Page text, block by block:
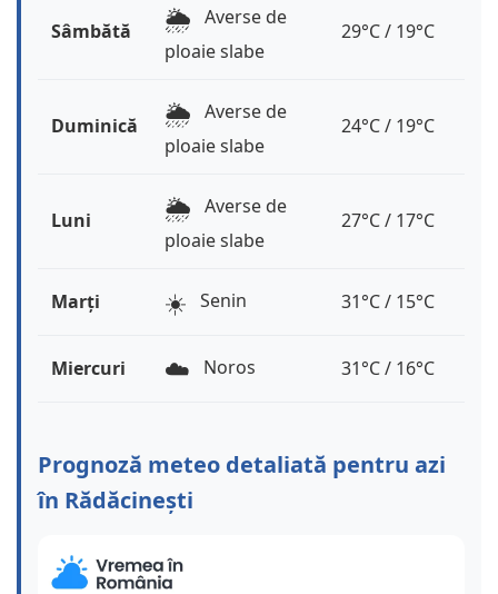
Sâmbătă 🌦️ Averse de
ploaie slabe
29°C / 19°C
Duminică 🌦️ Averse de
ploaie slabe
24°C / 19°C
Luni 🌦️ Averse de
ploaie slabe
27°C / 17°C
Marți ☀️ Senin 31°C / 15°C
Miercuri ☁️ Noros 31°C / 16°C
Prognoză meteo detaliată pentru azi
în Rădăcinești